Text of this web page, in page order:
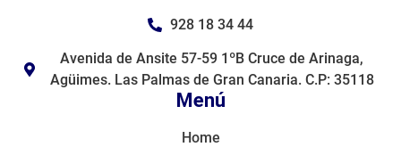
Menú
Home
928 18 34 44
Avenida de Ansite 57-59 1ºB Cruce de Arinaga,
Agüimes. Las Palmas de Gran Canaria. C.P: 35118